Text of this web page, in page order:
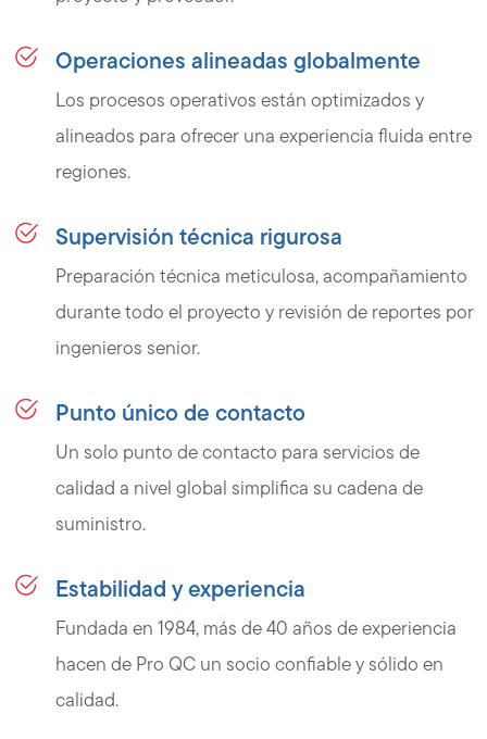
Operaciones alineadas globalmente
Los procesos operativos están optimizados y
alineados para ofrecer una experiencia fluida entre
regiones.
Supervisión técnica rigurosa
Preparación técnica meticulosa, acompañamiento
durante todo el proyecto y revisión de reportes por
ingenieros senior.
Punto único de contacto
Un solo punto de contacto para servicios de
calidad a nivel global simplifica su cadena de
suministro.
Estabilidad y experiencia
Fundada en 1984, más de 40 años de experiencia
hacen de Pro QC un socio confiable y sólido en
calidad.